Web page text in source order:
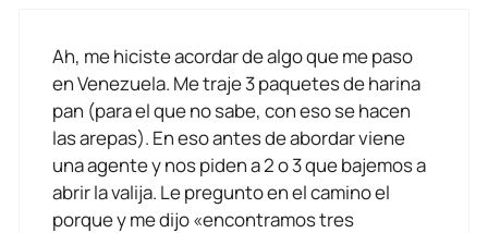
Ah, me hiciste acordar de algo que me paso
en Venezuela. Me traje 3 paquetes de harina
pan (para el que no sabe, con eso se hacen
las arepas). En eso antes de abordar viene
una agente y nos piden a 2 o 3 que bajemos a
abrir la valija. Le pregunto en el camino el
porque y me dijo «encontramos tres